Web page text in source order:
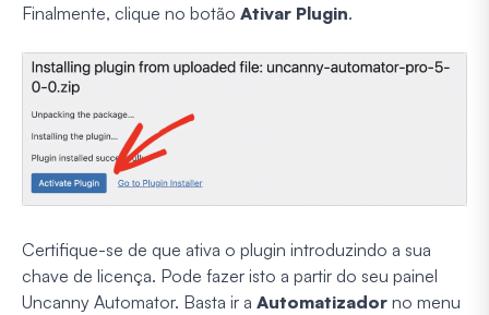
Finalmente, clique no botão Ativar Plugin.
Certifique-se de que ativa o plugin introduzindo a sua
chave de licença. Pode fazer isto a partir do seu painel
Uncanny Automator. Basta ir a Automatizador no menu